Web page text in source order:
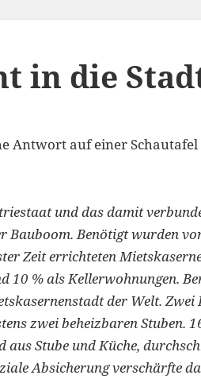
in die
Antwort auf einer
und das damit
Bauboom. Benötigt wurden
Zeit errichteten
10 % als Kellerwohnungen.
der Welt. Zwei
zwei beheizbaren Stuben.
aus Stube und Küche,
Absicherung verschärfte